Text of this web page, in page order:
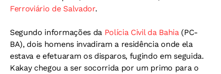
Ferroviário de Salvador.
Segundo informações da Polícia Civil da Bahia(PC-
BA), dois homens invadiram a residência onde ela
estava e efetuaram os disparos, fugindo em seguida.
Kakay chegou a ser socorrida por um primo para o